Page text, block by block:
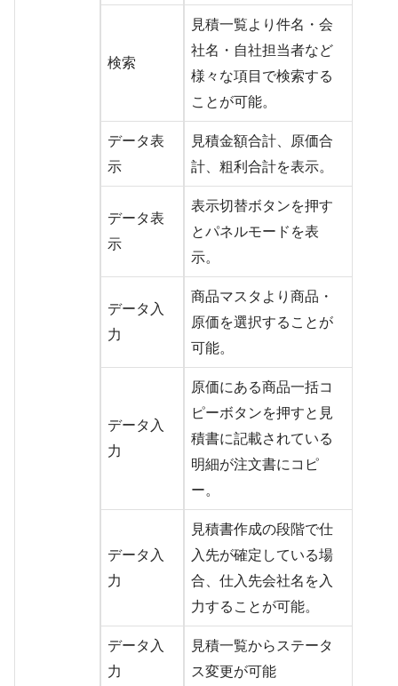
検索
見積一覧より件名・会
社名・自社担当者など
様々な項目で検索する
ことが可能。
データ表
示
見積金額合計、原価合
計、粗利合計を表示。
データ表
示
表示切替ボタンを押す
とパネルモードを表
示。
データ入
力
商品マスタより商品・
原価を選択することが
可能。
データ入
力
原価にある商品一括コ
ピーボタンを押すと見
積書に記載されている
明細が注文書にコピ
ー。
データ入
力
見積書作成の段階で仕
入先が確定している場
合、仕入先会社名を入
力することが可能。
データ入
力
見積一覧からステータ
ス変更が可能